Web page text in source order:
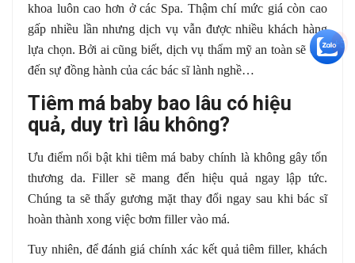
khoa luôn cao hơn ở các Spa. Thậm chí mức giá còn cao
gấp nhiều lần nhưng dịch vụ vẫn được nhiều khách hàng
lựa chọn. Bởi ai cũng biết, dịch vụ thẩm mỹ an toàn sẽ cần
đến sự đồng hành của các bác sĩ lành nghề…
Tiêm má baby bao lâu có hiệu
quả, duy trì lâu không?
Ưu điểm nổi bật khi tiêm má baby chính là không gây tổn
thương da. Filler sẽ mang đến hiệu quả ngay lập tức.
Chúng ta sẽ thấy gương mặt thay đổi ngay sau khi bác sĩ
hoàn thành xong việc bơm filler vào má.
Tuy nhiên, để đánh giá chính xác kết quả tiêm filler, khách
+5